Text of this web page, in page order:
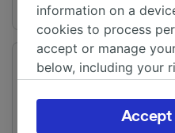
频率
information on a
cookies to process
accept or manage
below, including your
the privacy policy
signaled to ourAccept